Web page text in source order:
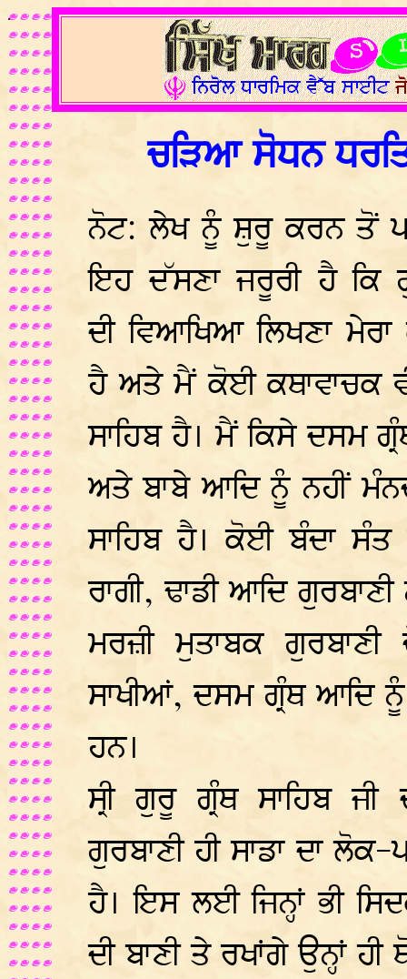
.
ਚੜਿਆ ਸੋਧਨ
ਨੋਟ: ਲੇਖ ਨੂੰ ਸ਼ੁਰੂ ਕਰਨ ਤੋਂ
ਇਹ ਦੱਸਣਾ ਜਰੂਰੀ ਹੈ ਕਿ
ਦੀ ਵਿਆਖਿਆ ਲਿਖਣਾ
ਹੈ ਅਤੇ ਮੈਂ ਕੋਈ ਕਥਾਵਾਚਕ
ਸਾਹਿਬ ਹੈ। ਮੈਂ ਕਿਸੇ ਦਸਮ
ਅਤੇ ਬਾਬੇ ਆਦਿ ਨੂੰ ਨਹੀਂ
ਸਾਹਿਬ ਹੈ। ਕੋਈ ਬੰਦਾ ਸੰਤ
ਰਾਗੀ, ਢਾਡੀ ਆਦਿ
ਮਰਜ਼ੀ ਮੁਤਾਬਕ
ਸਾਖੀਆਂ, ਦਸਮ ਗ੍ਰੰਥ ਆਦਿ
ਹਨ।
ਸ੍ਰੀ ਗੁਰੂ ਗ੍ਰੰਥ ਸਾਹਿਬ
ਗੁਰਬਾਣੀ ਹੀ ਸਾਡਾ ਦਾ
ਹੈ। ਇਸ ਲਈ ਜਿਨ੍ਹਾਂ ਭੀ
ਦੀ ਬਾਣੀ ਤੇ ਰਖਾਂਗੇ ਉਨ੍ਹਾਂ ਹੀ